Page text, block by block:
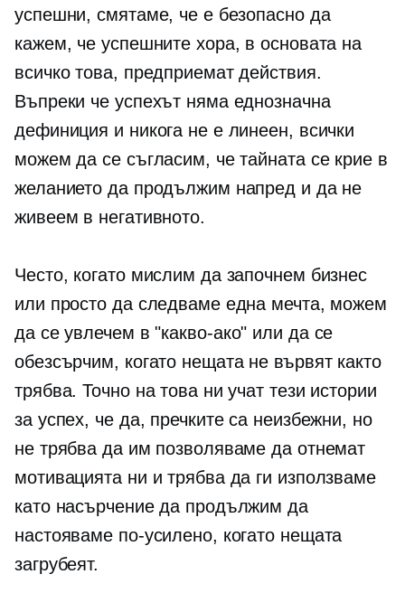
успешни, смятаме, че е безопасно да
кажем, че успешните хора, в основата на
всичко това, предприемат действия.
Въпреки че успехът няма еднозначна
дефиниция и никога не е линеен, всички
можем да се съгласим, че тайната се крие в
желанието да продължим напред и да не
живеем в негативното.
Често, когато мислим да започнем бизнес
или просто да следваме една мечта, можем
да се увлечем в"какво-ако" или да се
обезсърчим, когато нещата не вървят както
трябва. Точно на това ни учат тези истории
за успех, че да, пречките са неизбежни, но
не трябва да им позволяваме да отнемат
мотивацията ни и трябва да ги използваме
като насърчение да продължим да
настояваме по-усилено, когато нещата
загрубеят.